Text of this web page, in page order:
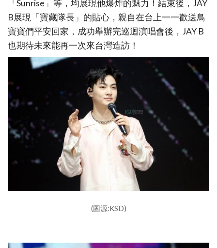
「Sunrise」等，均展現他爆炸的魅力！結束後，JAY
B展現「寶藏隊長」的貼心，親自在台上一一歡送鳥
寶寶們平安回家，成功舉辦完巡迴演唱會後，JAY B
也期待未來能再一次來台灣造訪！
(圖源:KSD)